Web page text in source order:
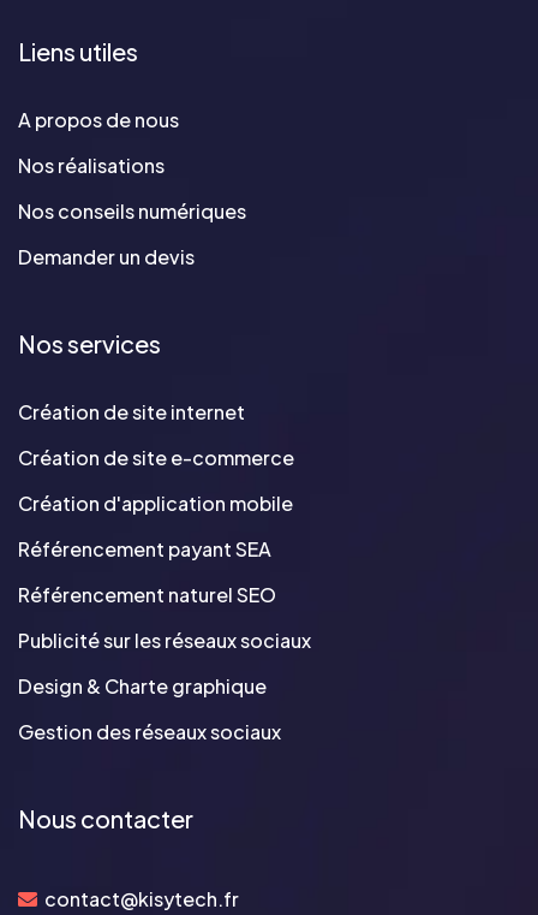
Liens utiles
A propos de nous
Nos réalisations
Nos conseils numériques
Demander un devis
Nos services
Création de site internet
Création de site e-commerce
Création d'application mobile
Référencement payant SEA
Référencement naturel SEO
Publicité sur les réseaux sociaux
Design & Charte graphique
Gestion des réseaux sociaux
Nous contacter
contact@kisytech.fr